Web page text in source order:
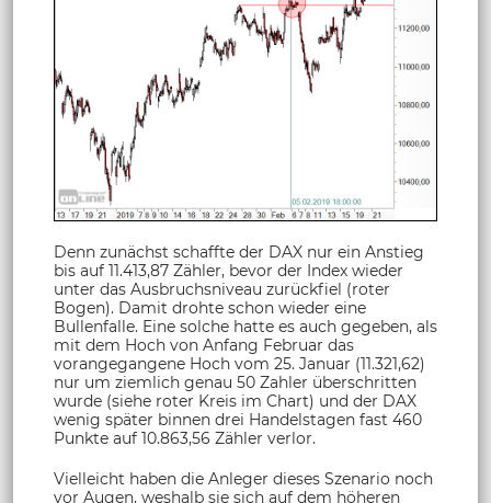
Denn zunächst schaffte der DAX nur ein Anstieg
bis auf 11.413,87 Zähler, bevor der Index wieder
unter das Ausbruchsniveau zurückfiel (roter
Bogen). Damit drohte schon wieder eine
Bullenfalle. Eine solche hatte es auch gegeben, als
mit dem Hoch von Anfang Februar das
vorangegangene Hoch vom 25. Januar (11.321,62)
nur um ziemlich genau 50 Zahler überschritten
wurde (siehe roter Kreis im Chart) und der DAX
wenig später binnen drei Handelstagen fast 460
Punkte auf 10.863,56 Zähler verlor.
Vielleicht haben die Anleger dieses Szenario noch
vor Augen, weshalb sie sich auf dem höheren